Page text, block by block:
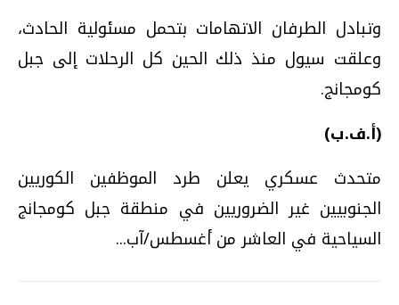
وتبادل الطرفان الاتهامات بتحمل مسئولية الحادث،
وعلقت سيول منذ ذلك الحين كل الرحلات إلى جبل
كومجانج.
(أ.ف.ب)
متحدث عسكري يعلن طرد الموظفين الكوريين
الجنوبيين غير الضروريين في منطقة جبل كومجانج
السياحية في العاشر من أغسطس/آب...